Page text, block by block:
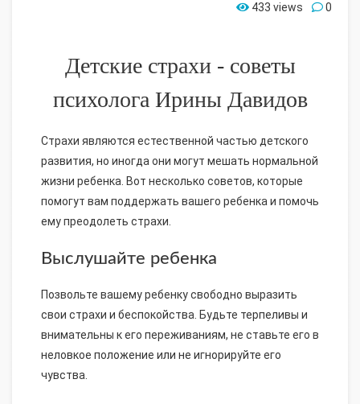
433 views 0
Детские страхи - советы
психолога Ирины Давидов
Страхи являются естественной частью детского
развития, но иногда они могут мешать нормальной
жизни ребенка. Вот несколько советов, которые
помогут вам поддержать вашего ребенка и помочь
ему преодолеть страхи.
Выслушайте ребенка
Позвольте вашему ребенку свободно выразить
свои страхи и беспокойства. Будьте терпеливы и
внимательны к его переживаниям, не ставьте его в
неловкое положение или не игнорируйте его
чувства.